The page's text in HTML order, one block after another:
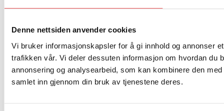
Denne nettsiden anvender cookies
Vi bruker informasjonskapsler for å gi innhold og annonser
trafikken vår. Vi deler dessuten informasjon om hvordan du
annonsering og analysearbeid, som kan kombinere den
samlet inn gjennom din bruk av tjenestene deres.